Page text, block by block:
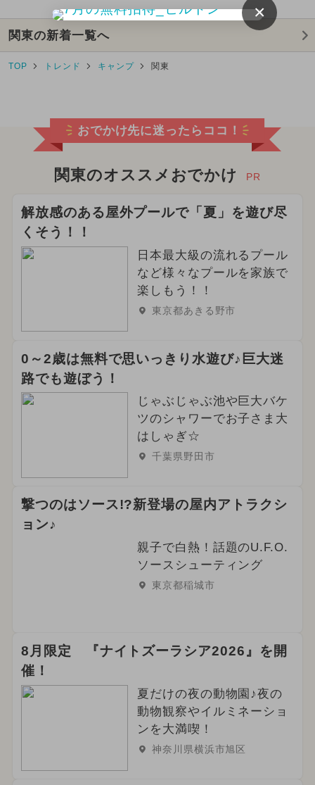
関東の新着一覧へ
TOP トレンド キャンプ 関東
おでかけ先に迷ったらココ！
関東のオススメおでかけ PR
解放感のある屋外プールで「夏」を遊び尽
くそう！！
日本最大級の流れるプール
など様々なプールを家族で
楽しもう！！
東京都あきる野市
0～2歳は無料で思いっきり水遊び♪巨大迷
路でも遊ぼう！
じゃぶじゃぶ池や巨大バケ
ツのシャワーでお子さま大
はしゃぎ☆
千葉県野田市
撃つのはソース!?新登場の屋内アトラクシ
ョン♪
親子で白熱！話題のU.F.O.
ソースシューティング
東京都稲城市
8月限定 『ナイトズーラシア2026』を開
催！
夏だけの夜の動物園♪夜の
動物観察やイルミネーショ
ンを大満喫！
神奈川県横浜市旭区
×